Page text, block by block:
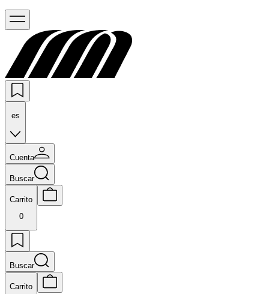
es
Cuenta
Buscar
Carrito
0
Buscar
Carrito